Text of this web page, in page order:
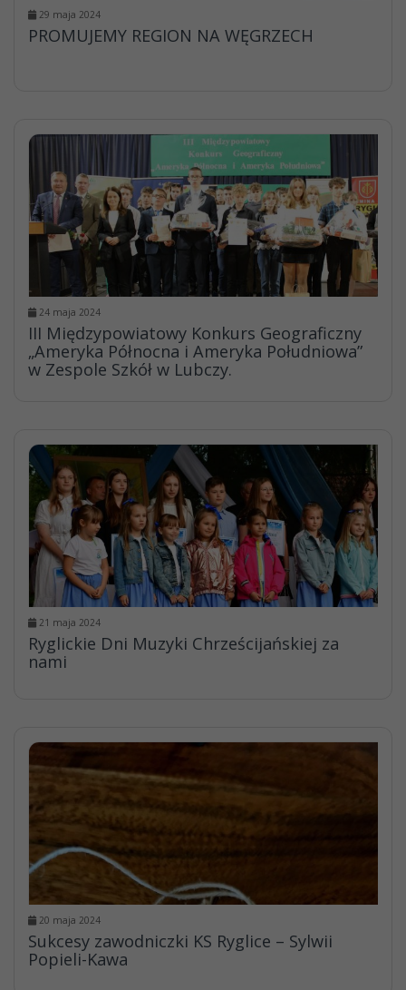
29 maja 2024
PROMUJEMY REGION NA WĘGRZECH
24 maja 2024
III Międzypowiatowy Konkurs Geograficzny
„Ameryka Północna i Ameryka Południowa”
w Zespole Szkół w Lubczy.
21 maja 2024
Ryglickie Dni Muzyki Chrześcijańskiej za
nami
20 maja 2024
Sukcesy zawodniczki KS Ryglice – Sylwii
Popieli-Kawa